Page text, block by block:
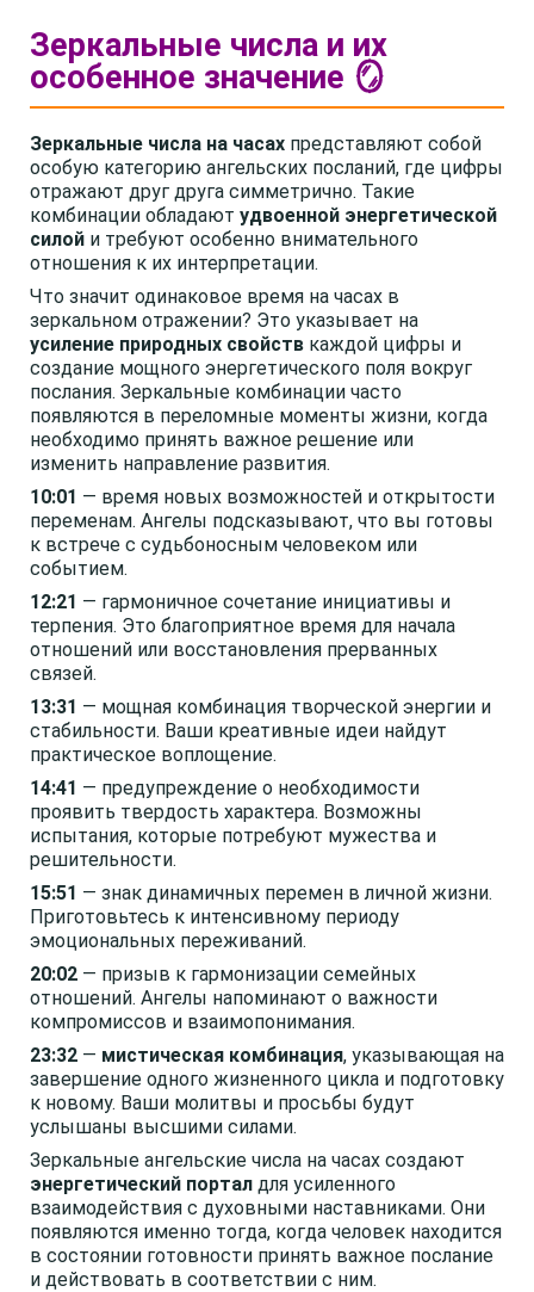
Зеркальные числа и их
особенное значение 🪞
Зеркальные числа на часах представляют собой
особую категорию ангельских посланий, где цифры
отражают друг друга симметрично. Такие
комбинации обладают удвоенной энергетической
силой и требуют особенно внимательного
отношения к их интерпретации.
Что значит одинаковое время на часах в
зеркальном отражении? Это указывает на
усиление природных свойств каждой цифры и
создание мощного энергетического поля вокруг
послания. Зеркальные комбинации часто
появляются в переломные моменты жизни, когда
необходимо принять важное решение или
изменить направление развития.
10:01 — время новых возможностей и открытости
переменам. Ангелы подсказывают, что вы готовы
к встрече с судьбоносным человеком или
событием.
12:21 — гармоничное сочетание инициативы и
терпения. Это благоприятное время для начала
отношений или восстановления прерванных
связей.
13:31 — мощная комбинация творческой энергии и
стабильности. Ваши креативные идеи найдут
практическое воплощение.
14:41 — предупреждение о необходимости
проявить твердость характера. Возможны
испытания, которые потребуют мужества и
решительности.
15:51 — знак динамичных перемен в личной жизни.
Приготовьтесь к интенсивному периоду
эмоциональных переживаний.
20:02 — призыв к гармонизации семейных
отношений. Ангелы напоминают о важности
компромиссов и взаимопонимания.
23:32 — мистическая комбинация, указывающая на
завершение одного жизненного цикла и подготовку
к новому. Ваши молитвы и просьбы будут
услышаны высшими силами.
Зеркальные ангельские числа на часах создают
энергетический портал для усиленного
взаимодействия с духовными наставниками. Они
появляются именно тогда, когда человек находится
в состоянии готовности принять важное послание
и действовать в соответствии с ним.